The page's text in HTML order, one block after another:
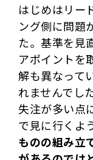
はじめはリー
ング側に問題
た。基準を見
アポイントを
解も異なって
れませんでし
失注が多い点
で見に行くよ
ものの組み立